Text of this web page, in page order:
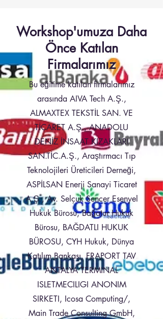
Workshop'umuza Daha
Önce Katılan
Firmalarımız
Bu eğitime katılan firmalarımız
arasında AIVA Tech A.Ş.,
ALMAXTEX TEKSTİL SAN. VE
TİCARET A.Ş., ANADOLU
DENİZ İNSAAT KIZAKLARI
SAN.TİC.A.Ş., Araştırmacı Tıp
Teknolojileri Üreticileri Derneği,
ASPİLSAN Enerji Sanayi Ticaret
A.Ş., Av. Selçuk Sencer Esenyel
Hukuk Bürosu, Bağatur Hukuk
Bürosu, BAĞDATLI HUKUK
BÜROSU, CYH Hukuk, Dünya
Katılım Bankası, FRAPORT TAV
ANTALYA TERMINAL
ISLETMECILIGI ANONIM
SIRKETI, Icosa Computing/,
Main Trade Consulting GmbH,